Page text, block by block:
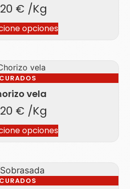
€ /Kg
opciones
CURADOS
vela
€ /Kg
opciones
CURADOS